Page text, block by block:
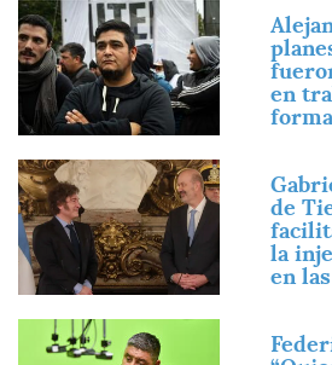
Imagen
en
Imagen
de
la
en
Imagen